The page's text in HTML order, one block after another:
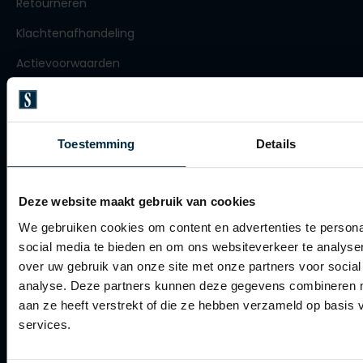
Toestemming Details
Deze website maakt gebruik van cookies
We gebruiken cookies om content en advertenties te
social media te bieden en om ons websiteverkeer te
over uw gebruik van onze site met onze partners voor
analyse. Deze partners kunnen deze gegevens combineren
aan ze heeft verstrekt of die ze hebben verzameld op basis
services.
PME Legend
Pierre Cardin
Portofino
Profuomo
Rehab
Retourneren
Klachtenafhandeling
Actievoorwaarden
Artikelonderhoud
Winkel
Winkel
Openingstijden
Contact winkel
Contact webshop
Spierings Herenmode